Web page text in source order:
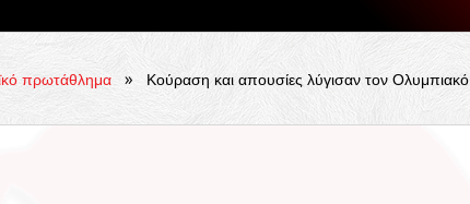
πρωτάθλημα » Κούραση και απουσίες λύγισαν τον Ολυμπιακό